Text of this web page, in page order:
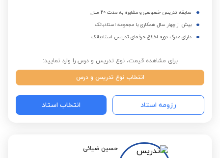
سابقه تدریس خصوصی و مشاوره به مدت 20 سال
بیش از چهار سال همکاری با مجموعه استادبانک
دارای مدرک دوره اخلاق حرفه‌ای تدریس استادبانک
برای مشاهده قیمت، نوع تدریس و درس را وارد نمایید:
انتخاب نوع تدریس و درس
رزومه استاد انتخاب استاد
حسین ضیائی